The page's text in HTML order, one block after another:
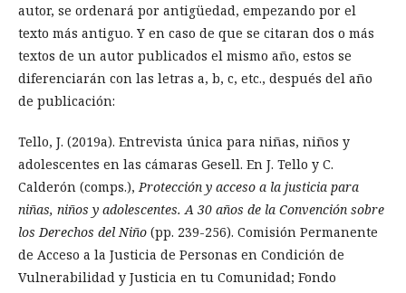
autor, se ordenará por antigüedad, empezando por el
texto más antiguo. Y en caso de que se citaran dos o más
textos de un autor publicados el mismo año, estos se
diferenciarán con las letras a, b, c, etc., después del año
de publicación:
Tello, J. (2019a). Entrevista única para niñas, niños y
adolescentes en las cámaras Gesell. En J. Tello y C.
Calderón (comps.), Protección y acceso a la justicia para
niñas, niños y adolescentes. A 30 años de la Convención sobre
los Derechos del Niño (pp. 239-256). Comisión Permanente
de Acceso a la Justicia de Personas en Condición de
Vulnerabilidad y Justicia en tu Comunidad; Fondo